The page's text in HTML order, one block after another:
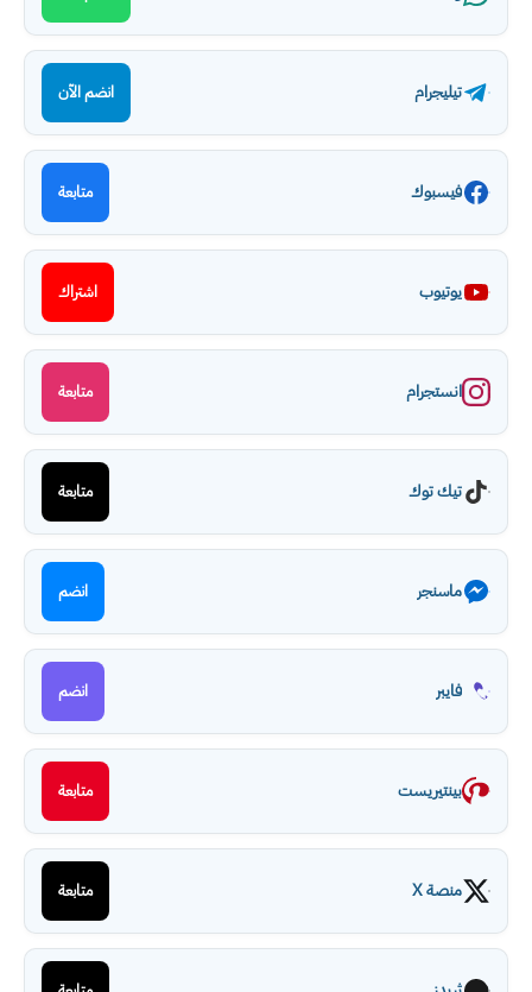
تيليجرام انضم الآن
فيسبوك متابعة
يوتيوب اشتراك
انستجرام متابعة
تيك توك متابعة
ماسنجر انضم
فايبر انضم
بينتيريست متابعة
منصة X متابعة